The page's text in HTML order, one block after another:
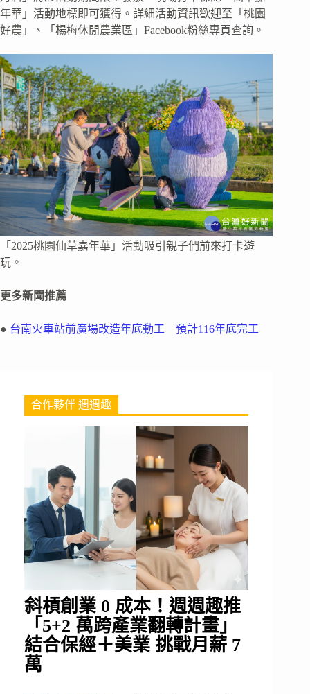
年華」活動地標即可獲得。詳細活動資訊歡迎至「桃園
好農」、「楊梅休閒農業區」Facebook粉絲專頁查詢。
「2025桃園仙草嘉年華」活動吸引親子們前來打卡遊
玩。
更多新聞推薦
● 台南火車站前廣場改造年底動工 預計116年底完工
合作夥伴 週週趣
斜槓創業 0 成本！週週趣推
「5+2 萬跨產業翻轉計畫」
結合保經＋美業 挑戰月薪 7
萬